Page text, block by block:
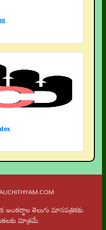
తెలుగు మాసపత్రికకు
మాత్రమే.